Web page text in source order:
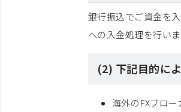
銀行振込でご資金を
への入金処理を行い
(2) 下記目的に
海外のFXブロ